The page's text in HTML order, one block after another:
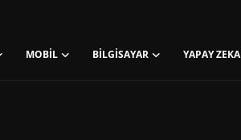
MOBIL BILGISAYAR YAPAY ZEKA